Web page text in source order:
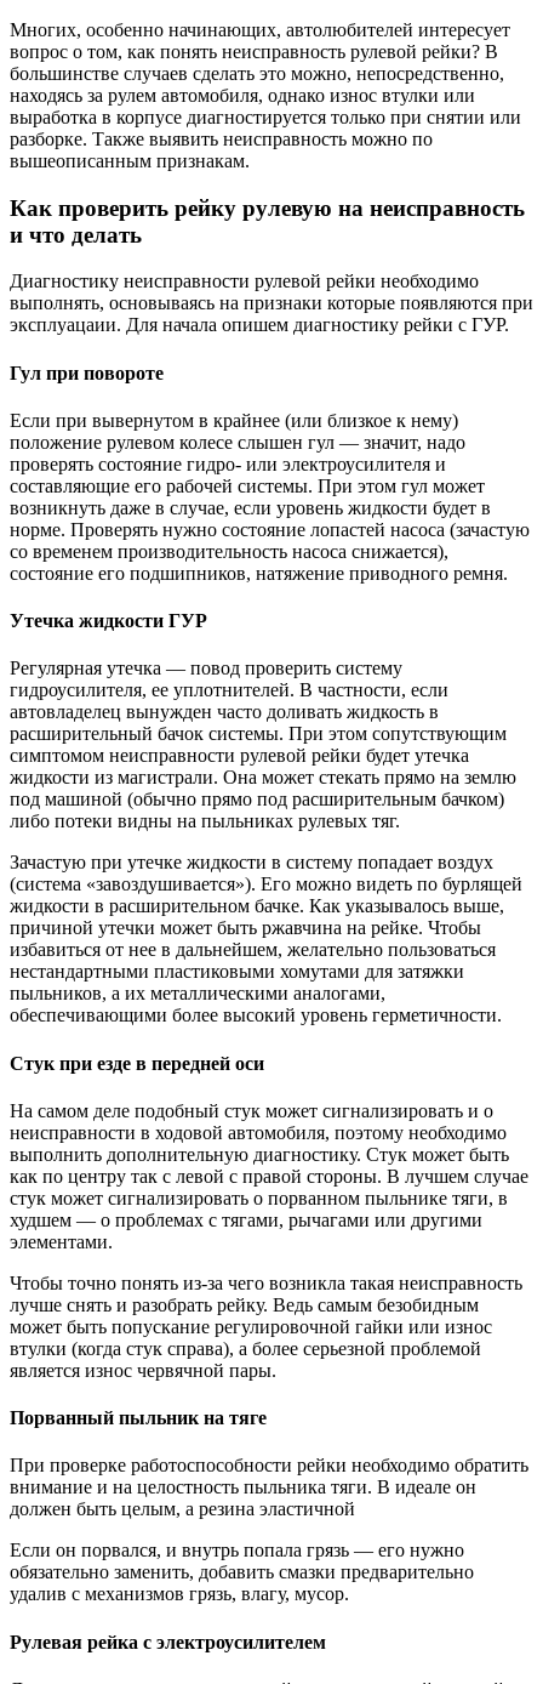
Многих, особенно начинающих, автолюбителей интересует
вопрос о том, как понять неисправность рулевой рейки? В
большинстве случаев сделать это можно, непосредственно,
находясь за рулем автомобиля, однако износ втулки или
выработка в корпусе диагностируется только при снятии или
разборке. Также выявить неисправность можно по
вышеописанным признакам.
Как проверить рейку рулевую на неисправность
и что делать
Диагностику неисправности рулевой рейки необходимо
выполнять, основываясь на признаки которые появляются при
эксплуацаии. Для начала опишем диагностику рейки с ГУР.
Гул при повороте
Если при вывернутом в крайнее (или близкое к нему)
положение рулевом колесе слышен гул — значит, надо
проверять состояние гидро- или электроусилителя и
составляющие его рабочей системы. При этом гул может
возникнуть даже в случае, если уровень жидкости будет в
норме. Проверять нужно состояние лопастей насоса (зачастую
со временем производительность насоса снижается),
состояние его подшипников, натяжение приводного ремня.
Утечка жидкости ГУР
Регулярная утечка — повод проверить систему
гидроусилителя, ее уплотнителей. В частности, если
автовладелец вынужден часто доливать жидкость в
расширительный бачок системы. При этом сопутствующим
симптомом неисправности рулевой рейки будет утечка
жидкости из магистрали. Она может стекать прямо на землю
под машиной (обычно прямо под расширительным бачком)
либо потеки видны на пыльниках рулевых тяг.
Зачастую при утечке жидкости в систему попадает воздух
(система «завоздушивается»). Его можно видеть по бурлящей
жидкости в расширительном бачке. Как указывалось выше,
причиной утечки может быть ржавчина на рейке. Чтобы
избавиться от нее в дальнейшем, желательно пользоваться
нестандартными пластиковыми хомутами для затяжки
пыльников, а их металлическими аналогами,
обеспечивающими более высокий уровень герметичности.
Стук при езде в передней оси
На самом деле подобный стук может сигнализировать и о
неисправности в ходовой автомобиля, поэтому необходимо
выполнить дополнительную диагностику. Стук может быть
как по центру так с левой с правой стороны. В лучшем случае
стук может сигнализировать о порванном пыльнике тяги, в
худшем — о проблемах с тягами, рычагами или другими
элементами.
Чтобы точно понять из-за чего возникла такая неисправность
лучше снять и разобрать рейку. Ведь самым безобидным
может быть попускание регулировочной гайки или износ
втулки (когда стук справа), а более серьезной проблемой
является износ червячной пары.
Порванный пыльник на тяге
При проверке работоспособности рейки необходимо обратить
внимание и на целостность пыльника тяги. В идеале он
должен быть целым, а резина эластичной
Если он порвался, и внутрь попала грязь — его нужно
обязательно заменить, добавить смазки предварительно
удалив с механизмов грязь, влагу, мусор.
Рулевая рейка с электроусилителем